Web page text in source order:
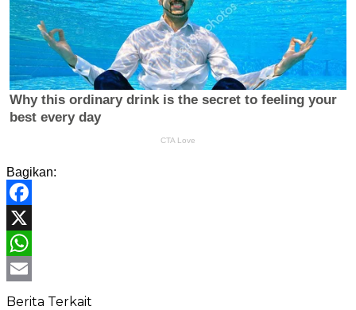
Bagikan:
Facebook
X
WhatsApp
Email
Berita Terkait